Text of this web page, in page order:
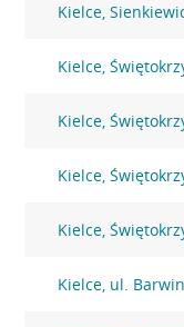
Kielce,
Kielce,
Kielce,
Kielce,
Kielce,
Kielce, ul.